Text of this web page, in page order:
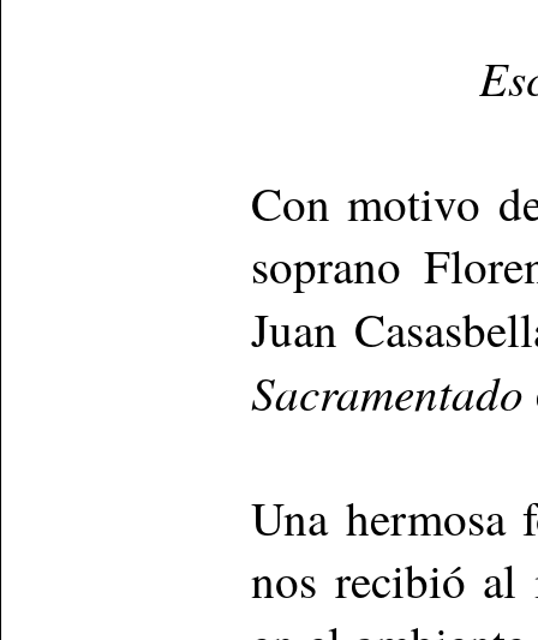
Con motivo
soprano
Juan
Sacramentado
Una hermosa
nos recibió al